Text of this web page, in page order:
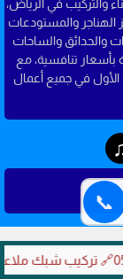
والتركيب في الرياض،
الهناجر والمستودعات
والحدائق والساحات
تنافسية، مع
الأول في جميع أعمال
📞
🔗 تركيب شبك ملاعب